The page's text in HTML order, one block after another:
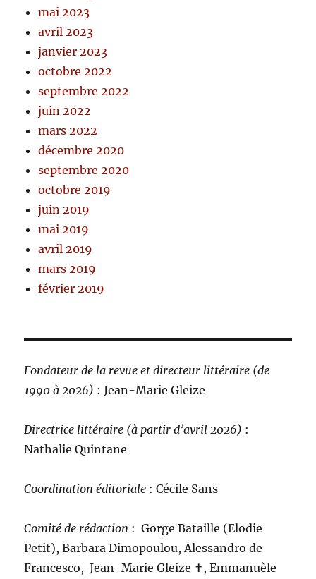
mai 2023
avril 2023
janvier 2023
octobre 2022
septembre 2022
juin 2022
mars 2022
décembre 2020
septembre 2020
octobre 2019
juin 2019
mai 2019
avril 2019
mars 2019
février 2019
Fondateur de la revue et directeur littéraire (de
1990 à 2026) : Jean-Marie Gleize
Directrice littéraire (à partir d’avril 2026) :
Nathalie Quintane
Coordination éditoriale : Cécile Sans
Comité de rédaction : Gorge Bataille (Elodie
Petit), Barbara Dimopoulou, Alessandro de
Francesco, Jean-Marie Gleize ‪✝︎, Emmanuèle